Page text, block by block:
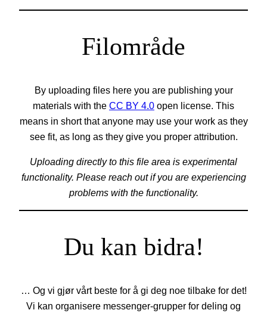
Filområde
By uploading files here you are publishing your
materials with the CC BY 4.0 open license. This
means in short that anyone may use your work as they
see fit, as long as they give you proper attribution.
Uploading directly to this file area is experimental
functionality. Please reach out if you are experiencing
problems with the functionality.
Du kan bidra!
… Og vi gjør vårt beste for å gi deg noe tilbake for det!
Vi kan organisere messenger-grupper for deling og